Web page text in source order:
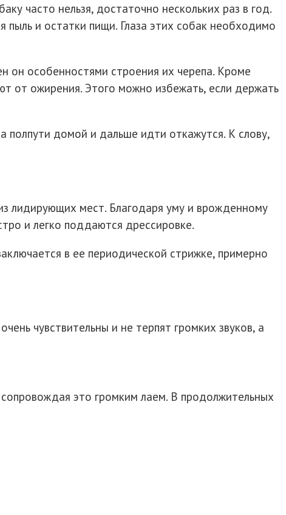
часто нельзя, достаточно нескольких раз в год.
пыль и остатки пищи. Глаза этих собак необходимо
он особенностями строения их черепа. Кроме
от ожирения. Этого можно избежать, если держать
полпути домой и дальше идти откажутся. К слову,
лидирующих мест. Благодаря уму и врожденному
и легко поддаются дрессировке.
в ее периодической стрижке, примерно
чувствительны и не терпят громких звуков, а
это громким лаем. В продолжительных